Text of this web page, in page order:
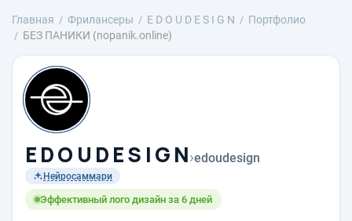
Главная Фрилансеры E D O U D E S I G N
Портфолио
БEЗ ПАНИКИ (nopanik.online)
E D O U D E S I G N›edoudesign
Нейросаммари
Эффективный лого дизайн за 6 дней